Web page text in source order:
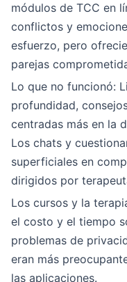
módulos de TCC en
conflictos y
esfuerzo, pero
parejas
Lo que no funcionó:
profundidad,
centradas más en la
Los chats y
superficiales en
dirigidos por
Los cursos y la
el costo y el tiempo
problemas de
eran más
las aplicaciones.